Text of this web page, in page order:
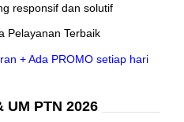
responsif dan solutif
Pelayanan Terbaik
+ Ada PROMO setiap hari
UM PTN 2026